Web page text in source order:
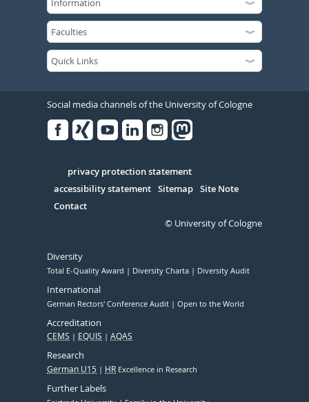
Social media channels of the University of Cologne
Serivce
privacy protection statement
accessibility statement Sitemap Site Note
Contact
© University of Cologne
Diversity
Total E-Quality Award Diversity Charta Diversity Audit
International
German Rectors' Conference Audit Open to the World
Accreditation
CEMS EQUIS AQAS
Research
German U15 HR Excellence in Research
Further Labels